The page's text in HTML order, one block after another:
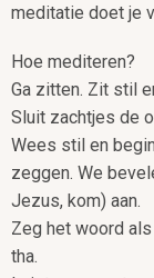
meditatie doet je
Hoe mediteren?
Ga zitten. Zit stil
Sluit zachtjes de
Wees stil en
zeggen. We
Jezus, kom) aan.
Zeg het woord
tha.